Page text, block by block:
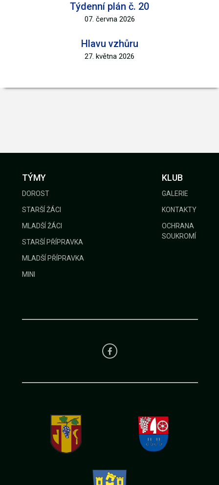
Týdenní plán č. 20
07. června 2026
Hlavu vzhůru
27. května 2026
TÝMY
DOROST
STARŠÍ ŽÁCI
MLADŠÍ ŽÁCI
STARŠÍ PŘÍPRAVKA
MLADŠÍ PŘÍPRAVKA
MINI
KLUB
GALERIE
KONTAKTY
OCHRANA
SOUKROMÍ